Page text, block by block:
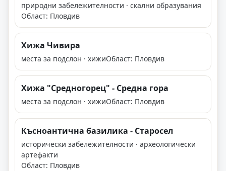
природни забележителности · скални образувания
Област: Пловдив
Хижа Чивира
места за подслон · хижиОбласт: Пловдив
Хижа "Средногорец" - Средна гора
места за подслон · хижиОбласт: Пловдив
Късноантична базилика - Старосел
исторически забележителности · археологически
артефакти
Област: Пловдив